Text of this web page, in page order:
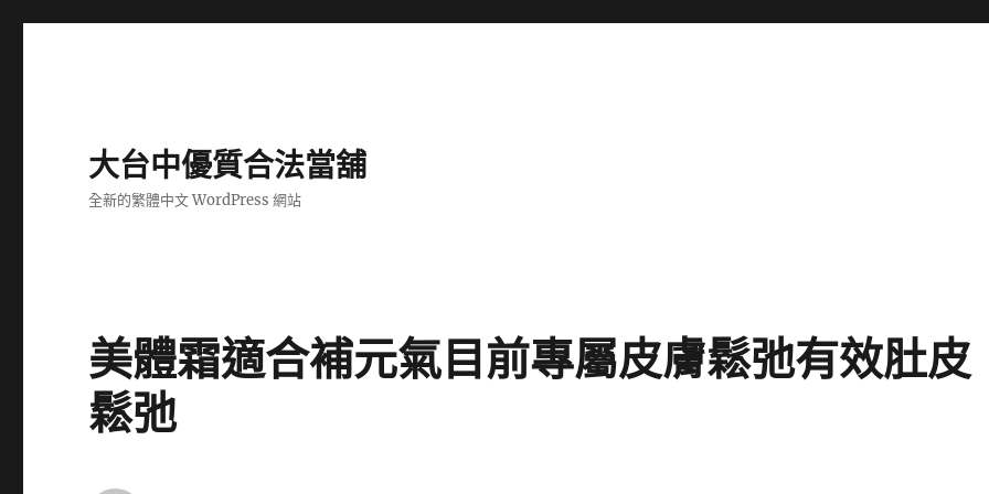
大台中優質合法當舖
全新的繁體中文 WordPress 網站
美體霜適合補元氣目前專屬皮膚鬆弛有效肚皮
鬆弛